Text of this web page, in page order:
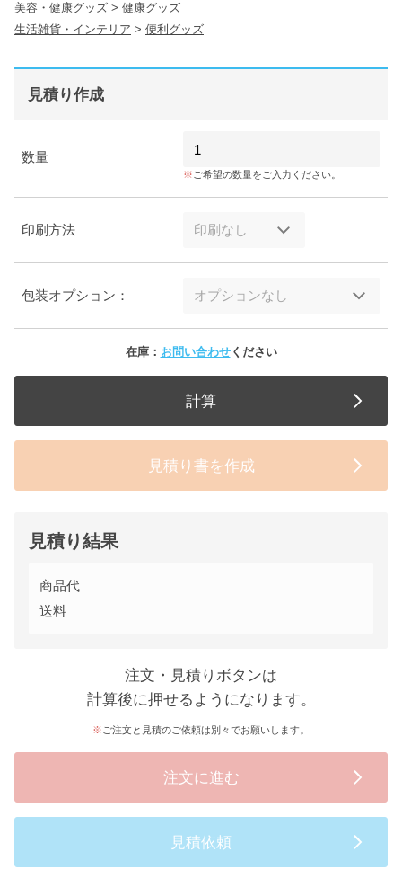
美容・健康グッズ > 健康グッズ
生活雑貨・インテリア > 便利グッズ
見積り作成
数量
ご希望の数量をご入力ください。
印刷方法
包装オプション：
在庫： お問い合わせください
計算
見積り書を作成
見積り結果
商品代
送料
注文・見積りボタンは
計算後に押せるようになります。
ご注文と見積のご依頼は別々でお願いします。
注文に進む
見積依頼